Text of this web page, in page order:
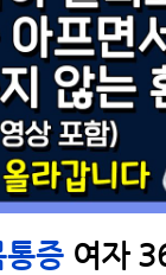
증 여자